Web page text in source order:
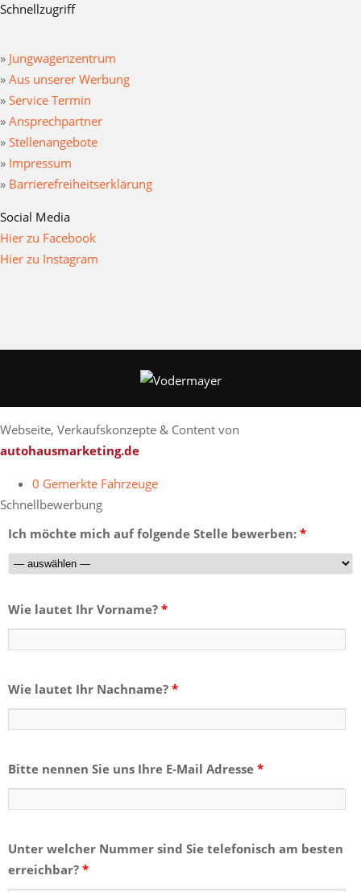
Schnellzugriff
» Jungwagenzentrum
» Aus unserer Werbung
» Service Termin
» Ansprechpartner
» Stellenangebote
» Impressum
» Barrierefreiheitserklärung
Social Media
Hier zu Facebook
Hier zu Instagram
Webseite, Verkaufskonzepte & Content von
autohausmarketing.de
0 Gemerkte Fahrzeuge
Schnellbewerbung
Ich möchte mich auf folgende Stelle bewerben: *
Wie lautet Ihr Vorname? *
Wie lautet Ihr Nachname? *
Bitte nennen Sie uns Ihre E-Mail Adresse *
Unter welcher Nummer sind Sie telefonisch am besten
erreichbar? *